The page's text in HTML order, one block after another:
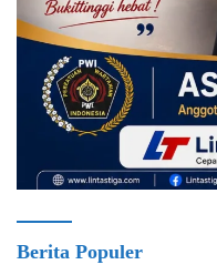
Berita Populer